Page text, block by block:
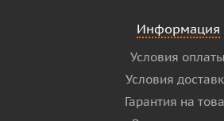
Информация
Условия оплаты
Условия
Гарантия на